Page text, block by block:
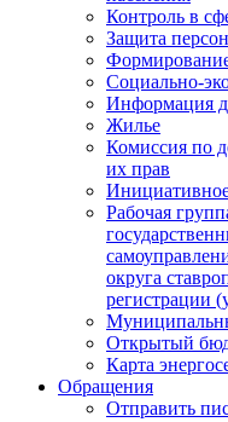
Контроль в
Защита
Социально-
Информация
Жилье
Комиссия по
их прав
Рабочая
округа
регистрации
Открытый
Карта
Обращения
Отправить